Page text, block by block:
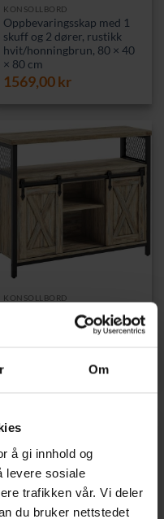
Om
å gi innhold og
levere sosiale
trafikken vår. Vi deler
du bruker nettstedet
KONSOLLBORD
Oppbevaringsskap med 1
skuff og 2 dører, rustikk
hvit/honningbrun, 80 × 40
× 80 cm
1569,00kr
KONSOLLBORD
Skänk i industriell stil med
skjutdörrar, turkis/brun –
UTSOLGT